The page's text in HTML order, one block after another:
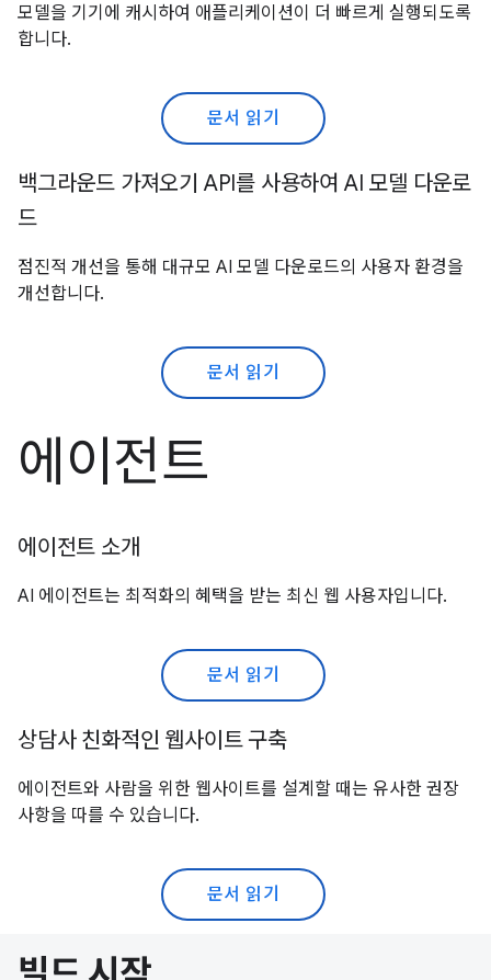
모델을 기기에 캐시하여 애플리케이션이 더 빠르게 실행되도록
합니다.
문서 읽기
백그라운드 가져오기 API를 사용하여 AI 모델 다운로
드
점진적 개선을 통해 대규모 AI 모델 다운로드의 사용자 환경을
개선합니다.
문서 읽기
에이전트
에이전트 소개
AI 에이전트는 최적화의 혜택을 받는 최신 웹 사용자입니다.
문서 읽기
상담사 친화적인 웹사이트 구축
에이전트와 사람을 위한 웹사이트를 설계할 때는 유사한 권장
사항을 따를 수 있습니다.
문서 읽기